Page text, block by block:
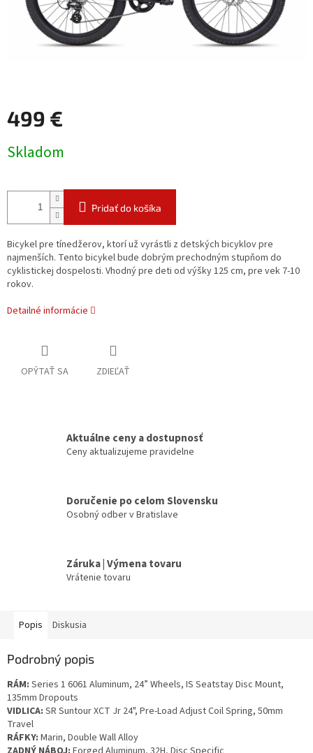
499 €
cena:
Skladom
Pridať do košíka
Bicykel pre tínedžerov, ktorí už vyrástli z detských bicyklov pre
najmenších. Tento bicykel bude dobrým prechodným stupňom do
cyklistickej dospelosti. Vhodný pre deti od výšky 125 cm, pre vek 7-10
rokov.
Detailné informácie
OPÝTAŤ SA ZDIEĽAŤ
Aktuálne ceny a dostupnosť
Ceny aktualizujeme pravidelne
Doručenie po celom Slovensku
Osobný odber v Bratislave
Záruka | Výmena tovaru
Vrátenie tovaru
Popis Diskusia
Podrobný popis
RÁM: Series 1 6061 Aluminum, 24” Wheels, IS Seatstay Disc Mount,
135mm Dropouts
VIDLICA: SR Suntour XCT Jr 24", Pre-Load Adjust Coil Spring, 50mm
Travel
RÁFKY: Marin, Double Wall Alloy